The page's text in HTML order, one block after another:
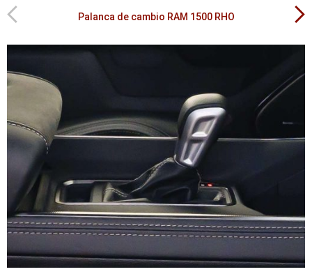
Previous
Palanca de cambio RAM 1500 RHO
Next